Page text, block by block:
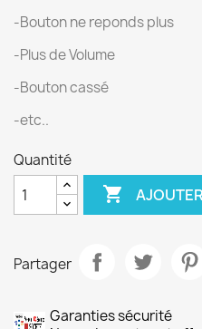
-Bouton ne reponds plus
-Plus de Volume
-Bouton cassé
-etc..
Quantité

Partager
Garanties sécurité